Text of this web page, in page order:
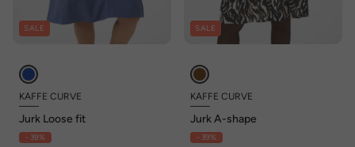
SALE
KAFFE CURVE
Jurk Loose fit
- 39%
SALE
KAFFE CURVE
Jurk A-shape
- 39%